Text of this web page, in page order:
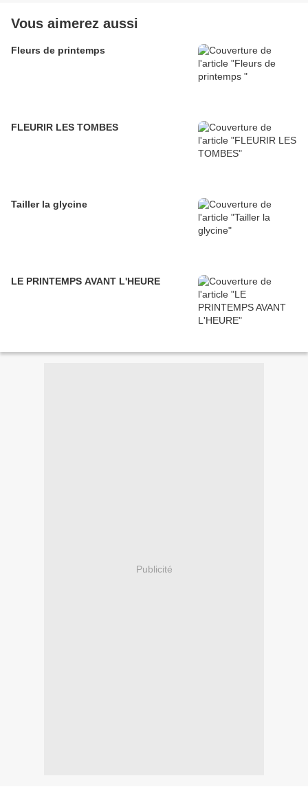
Vous aimerez aussi
Fleurs de printemps
FLEURIR LES TOMBES
Tailler la glycine
LE PRINTEMPS AVANT L'HEURE
Publicité